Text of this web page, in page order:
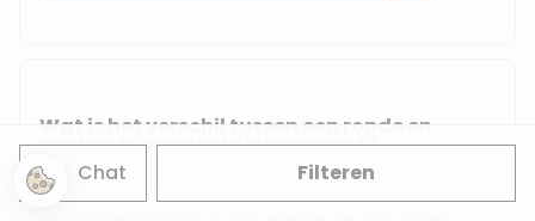
Chat Filteren
Wat is het verschil tussen een ronde en
vierkante verdiepte inbouwspot?
Beide werken op hetzelfde principe — de